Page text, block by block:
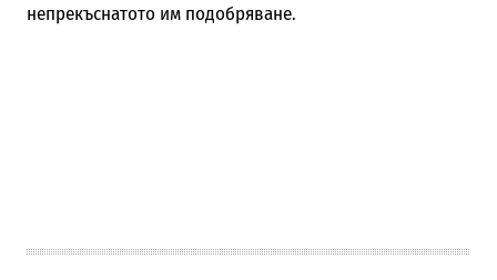
непрекъснатото им подобряване.